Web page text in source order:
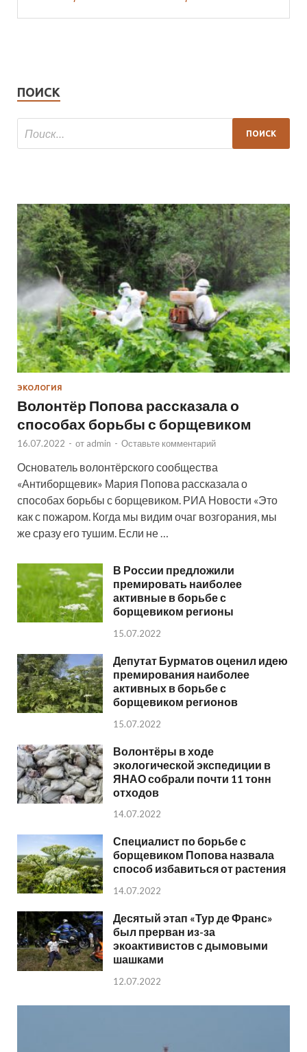
ПОИСК
ЭКОЛОГИЯ
Волонтёр Попова рассказала о
способах борьбы с борщевиком
16.07.2022 - от admin - Оставьте комментарий
Основатель волонтёрского сообщества
«Антиборщевик» Мария Попова рассказала о
способах борьбы с борщевиком. РИА Новости «Это
как с пожаром. Когда мы видим очаг возгорания, мы
же сразу его тушим. Если не …
В России предложили
премировать наиболее
активные в борьбе с
борщевиком регионы
15.07.2022
Депутат Бурматов оценил идею
премирования наиболее
активных в борьбе с
борщевиком регионов
15.07.2022
Волонтёры в ходе
экологической экспедиции в
ЯНАО собрали почти 11 тонн
отходов
14.07.2022
Специалист по борьбе с
борщевиком Попова назвала
способ избавиться от растения
14.07.2022
Десятый этап «Тур де Франс»
был прерван из-за
экоактивистов с дымовыми
шашками
12.07.2022